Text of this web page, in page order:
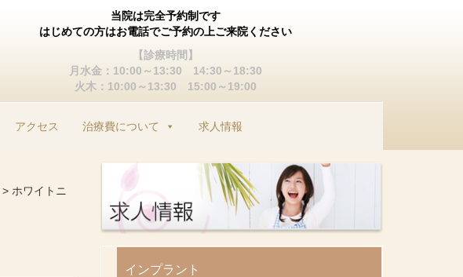
当院は完全予約制です
はじめての方はお電話でご予約の上ご来院ください
【診療時間】
月水金：10:00～13:30 14:30～18:30
火木：10:00～13:30 15:00～19:00
アクセス 治療費について 求人情報
> ホワイトニ
インプラント